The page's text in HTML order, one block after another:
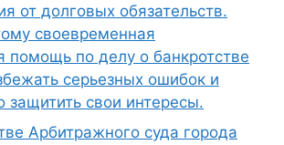
от долговых обязательств.
своевременная
помощь по делу о банкротстве
серьезных ошибок и
защитить свои интересы.
Арбитражного суда города